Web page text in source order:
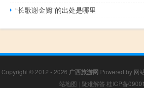
“长歌谢金阙”的出处是哪里
Copyright © 2012 - 2026 广西旅游网 Powered by 网
站地图 | 疑难解答 桂ICP备